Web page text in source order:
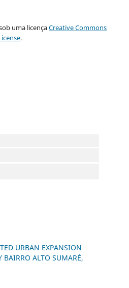
uma licençaCreative Commons
.
URBAN EXPANSION
BAIRRO ALTO SUMARÉ,